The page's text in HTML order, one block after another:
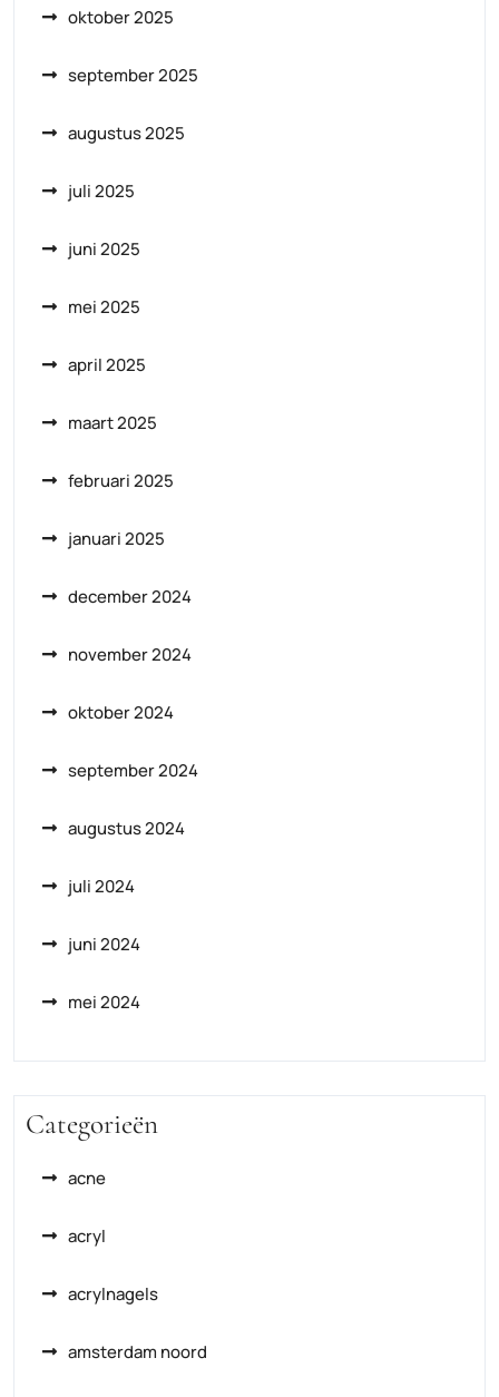
oktober 2025
september 2025
augustus 2025
juli 2025
juni 2025
mei 2025
april 2025
maart 2025
februari 2025
januari 2025
december 2024
november 2024
oktober 2024
september 2024
augustus 2024
juli 2024
juni 2024
mei 2024
Categorieën
acne
acryl
acrylnagels
amsterdam noord